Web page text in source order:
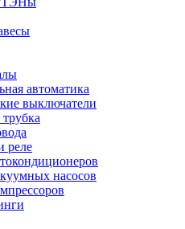
автоматика
выключатели
реле
насосов